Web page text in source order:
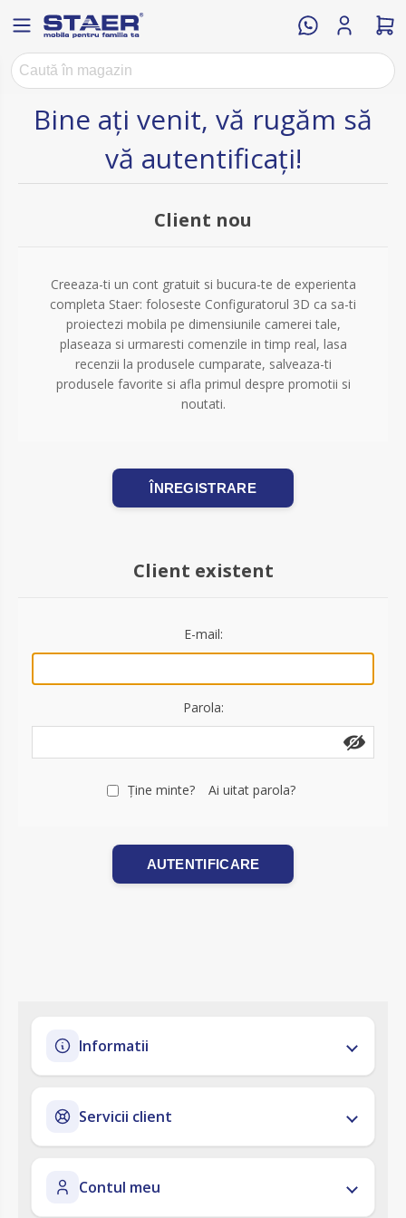
Bine ați venit, vă rugăm să
vă autentificați!
Client nou
Creeaza-ti un cont gratuit si bucura-te de experienta
completa Staer: foloseste Configuratorul 3D ca sa-ti
proiectezi mobila pe dimensiunile camerei tale,
plaseaza si urmaresti comenzile in timp real, lasa
recenzii la produsele cumparate, salveaza-ti
produsele favorite si afla primul despre promotii si
noutati.
ÎNREGISTRARE
Client existent
E-mail:
Parola:
Ţine minte? Ai uitat parola?
AUTENTIFICARE
Informatii
Servicii client
Contul meu